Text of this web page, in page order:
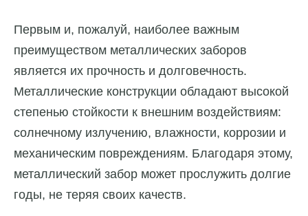
Первым и, пожалуй, наиболее важным
преимуществом металлических заборов
является их прочность и долговечность.
Металлические конструкции обладают высокой
степенью стойкости к внешним воздействиям:
солнечному излучению, влажности, коррозии и
механическим повреждениям. Благодаря этому,
металлический забор может прослужить долгие
годы, не теряя своих качеств.